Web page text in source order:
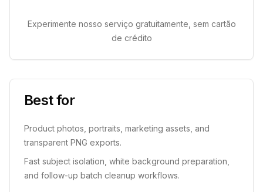
Experimente nosso serviço gratuitamente, sem cartão
de crédito
Best for
Product photos, portraits, marketing assets, and
transparent PNG exports.
Fast subject isolation, white background preparation,
and follow-up batch cleanup workflows.